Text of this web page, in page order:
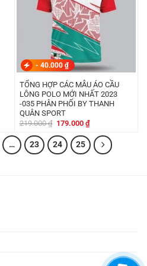
- 40.000 ₫
TỔNG HỢP CÁC MẪU ÁO CẦU
LÔNG POLO MỚI NHẤT 2023
-035 PHÂN PHỐI BY THANH
QUÂN SPORT
219.000₫ Giá
là:
219.000 ₫.
179.000₫Giá
tại
là:
179.000 ₫.
… 23 24 25